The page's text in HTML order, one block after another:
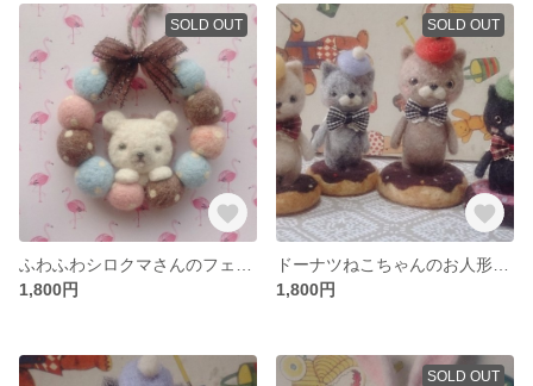
SOLD OUT
1,800円
SOLD OUT
1,800円
SOLD OUT